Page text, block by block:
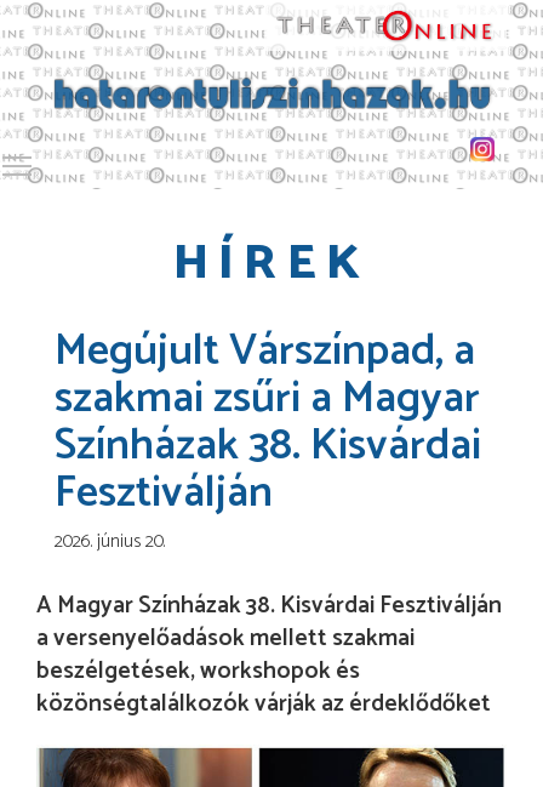
Toggle main menu visibility
HÍREK
Megújult Várszínpad, a
szakmai zsűri a Magyar
Színházak 38. Kisvárdai
Fesztiválján
2026. június 20.
A Magyar Színházak 38. Kisvárdai Fesztiválján
a versenyelőadások mellett szakmai
beszélgetések, workshopok és
közönségtalálkozók várják az érdeklődőket